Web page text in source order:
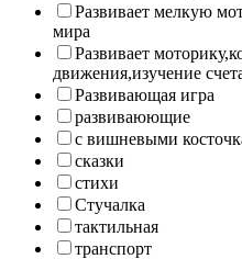
Развивает мелкую
мира
Развивает
движения,изучение
Развивающая игра
развиваюющие
с вишневыми
сказки
стихи
Стучалка
тактильная
транспорт